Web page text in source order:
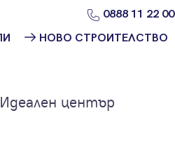
0888 11 22 00
купя
НОВО СТРОИТЕЛСТВО
център